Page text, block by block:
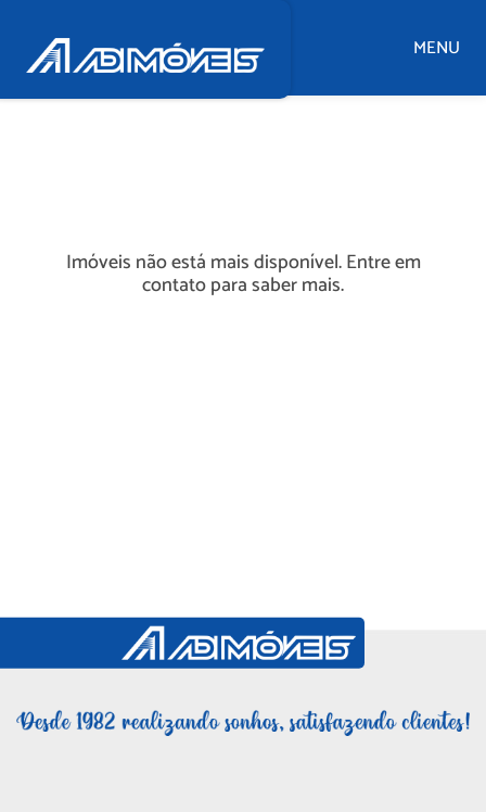
MENU
Imóveis não está mais disponível. Entre em
contato para saber mais.